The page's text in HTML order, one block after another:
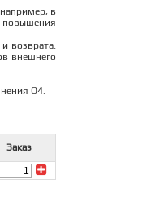
пароль? в
повышения
возврата.
внешнего
О4.
Заказ